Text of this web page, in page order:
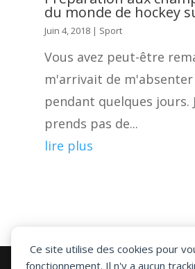
Ce site utilise des cookies pour
fonctionnement. Il n'y a aucun
du monde de hockey
Juin 4, 2018| Sport
Vous avez peut-être
m'arrivait de
pendant quelques jours.
prends pas de...
lire plus